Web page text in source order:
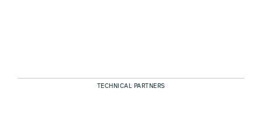
TECHNICAL PARTNERS